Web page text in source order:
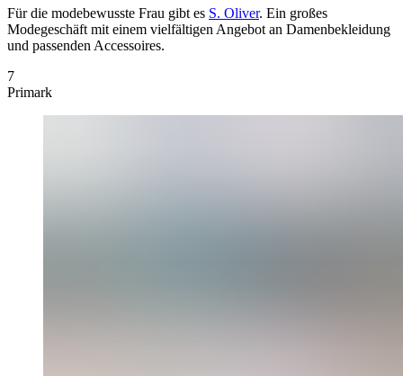
Für die modebewusste Frau gibt es S. Oliver. Ein großes
Modegeschäft mit einem vielfältigen Angebot an Damenbekleidung
und passenden Accessoires.
7
Primark